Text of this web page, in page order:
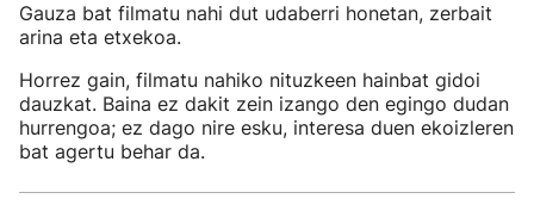
Gauza bat filmatu nahi dut udaberri honetan, zerbait
arina eta etxekoa.
Horrez gain, filmatu nahiko nituzkeen hainbat gidoi
dauzkat. Baina ez dakit zein izango den egingo dudan
hurrengoa; ez dago nire esku, interesa duen ekoizleren
bat agertu behar da.